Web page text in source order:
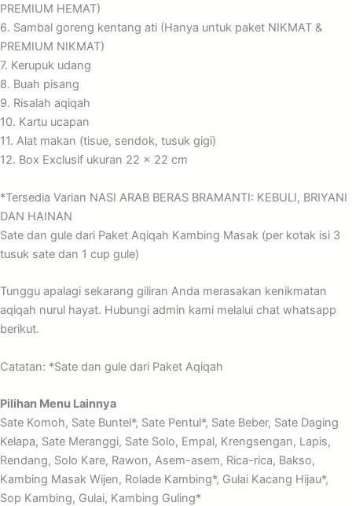
PREMIUM HEMAT)
6. Sambal goreng kentang ati (Hanya untuk paket NIKMAT &
PREMIUM NIKMAT)
7. Kerupuk udang
8. Buah pisang
9. Risalah aqiqah
10. Kartu ucapan
11. Alat makan (tisue, sendok, tusuk gigi)
12. Box Exclusif ukuran 22 x 22 cm
*Tersedia Varian NASI ARAB BERAS BRAMANTI: KEBULI, BRIYANI
DAN HAINAN
Sate dan gule dari Paket Aqiqah Kambing Masak (per kotak isi 3
tusuk sate dan 1 cup gule)
Tunggu apalagi sekarang giliran Anda merasakan kenikmatan
aqiqah nurul hayat. Hubungi admin kami melalui chat whatsapp
berikut.
Catatan: *Sate dan gule dari Paket Aqiqah
Pilihan Menu Lainnya
Sate Komoh, Sate Buntel*, Sate Pentul*, Sate Beber, Sate Daging
Kelapa, Sate Meranggi, Sate Solo, Empal, Krengsengan, Lapis,
Rendang, Solo Kare, Rawon, Asem-asem, Rica-rica, Bakso,
Kambing Masak Wijen, Rolade Kambing*, Gulai Kacang Hijau*,
Sop Kambing, Gulai, Kambing Guling*